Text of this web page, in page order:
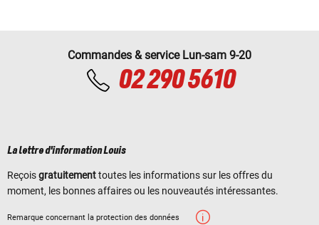
Commandes & service Lun-sam 9-20
02 290 5610
La lettre d'information Louis
Reçoisgratuitementtoutes les informations sur les offres du
moment, les bonnes affaires ou les nouveautés intéressantes.
Remarque concernant la protection des données